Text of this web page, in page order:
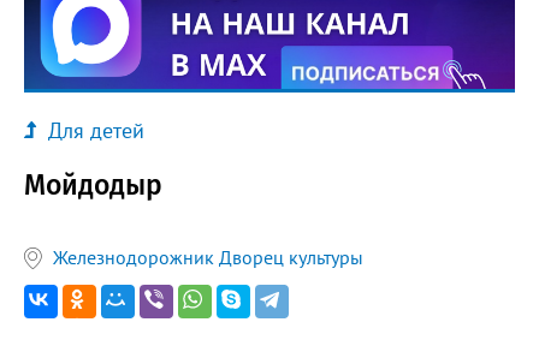
Для детей
Мойдодыр
Железнодорожник Дворец культуры